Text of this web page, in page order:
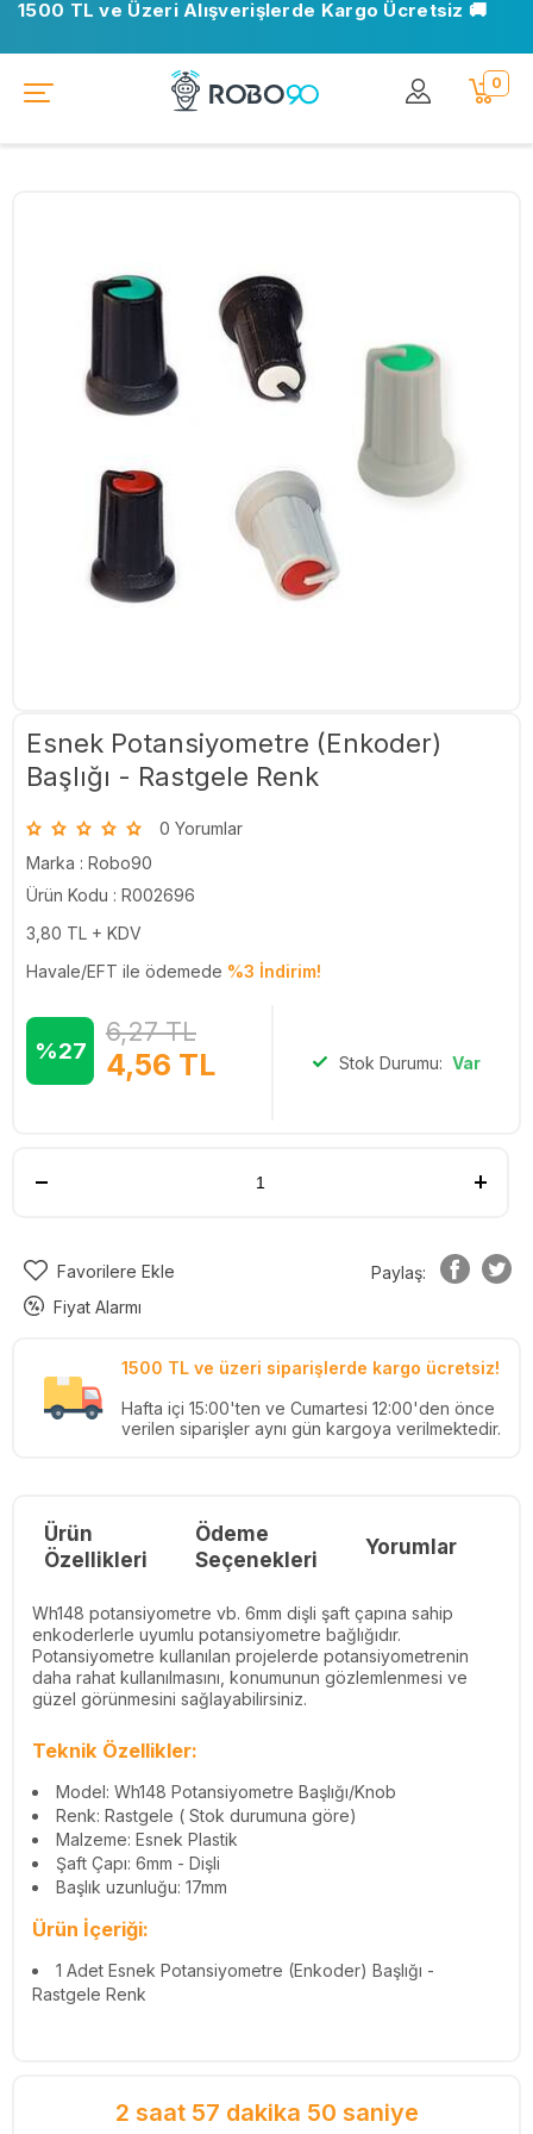
1500 TL ve Üzeri Alışverişlerde Kargo Ücretsiz 🚚
0
Esnek Potansiyometre (Enkoder)
Başlığı - Rastgele Renk
0 Yorumlar
Marka : Robo90
Ürün Kodu : R002696
3,80 TL + KDV
Havale/EFT ile ödemede %3 İndirim!
%27 4,56 TL
6,27TL
Stok Durumu: Var
Favorilere Ekle
Fiyat Alarmı
Paylaş:
1500 TL ve üzeri siparişlerde kargo ücretsiz!
Hafta içi 15:00'ten ve Cumartesi 12:00'den önce
verilen siparişler aynı gün kargoya verilmektedir.
Ürün
Özellikleri
Ödeme
Seçenekleri
Yorumlar
Wh148 potansiyometre vb. 6mm dişli şaft çapına sahip
enkoderlerle uyumlu potansiyometre bağlığıdır.
Potansiyometre kullanılan projelerde potansiyometrenin
daha rahat kullanılmasını, konumunun gözlemlenmesi ve
güzel görünmesini sağlayabilirsiniz.
Teknik Özellikler:
Model: Wh148 Potansiyometre Başlığı/Knob
Renk: Rastgele ( Stok durumuna göre)
Malzeme: Esnek Plastik
Şaft Çapı: 6mm - Dişli
Başlık uzunluğu: 17mm
Ürün İçeriği:
1 Adet Esnek Potansiyometre (Enkoder) Başlığı -
Rastgele Renk
2 saat 57 dakika 50 saniye